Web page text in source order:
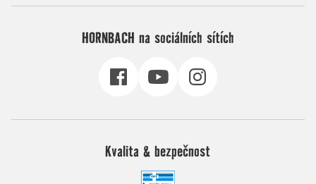
HORNBACH na sociálních sítích
Kvalita & bezpečnost